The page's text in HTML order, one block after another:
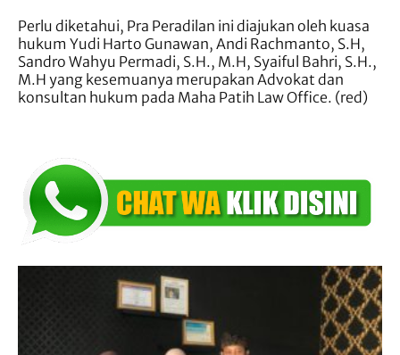
Perlu diketahui, Pra Peradilan ini diajukan oleh kuasa
hukum Yudi Harto Gunawan, Andi Rachmanto, S.H,
Sandro Wahyu Permadi, S.H., M.H, Syaiful Bahri, S.H.,
M.H yang kesemuanya merupakan Advokat dan
konsultan hukum pada Maha Patih Law Office. (red)